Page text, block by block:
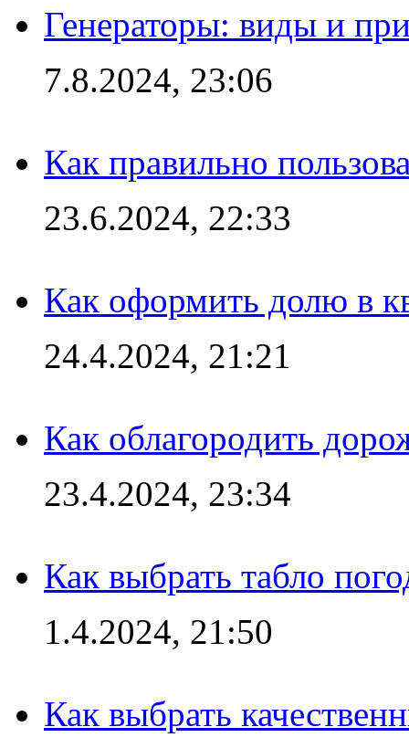
Генераторы: виды и
7.8.2024, 23:06
Как правильно
23.6.2024, 22:33
Как оформить долю в
24.4.2024, 21:21
Как облагородить
23.4.2024, 23:34
Как выбрать табло
1.4.2024, 21:50
Как выбрать